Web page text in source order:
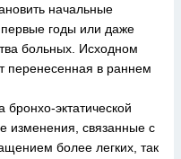
начальные
первые годы или даже
больных. Исходном
перенесенная в раннем
бронхо-эктатической
изменения, связанные с
более легких, так